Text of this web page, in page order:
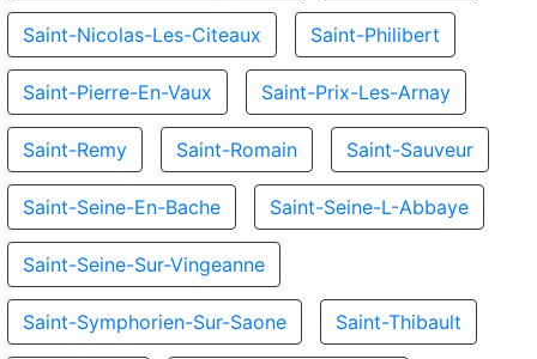
Saint-Nicolas-Les-Citeaux Saint-Philibert
Saint-Pierre-En-Vaux Saint-Prix-Les-Arnay
Saint-Remy Saint-Romain Saint-Sauveur
Saint-Seine-En-Bache Saint-Seine-L-Abbaye
Saint-Seine-Sur-Vingeanne
Saint-Symphorien-Sur-Saone Saint-Thibault